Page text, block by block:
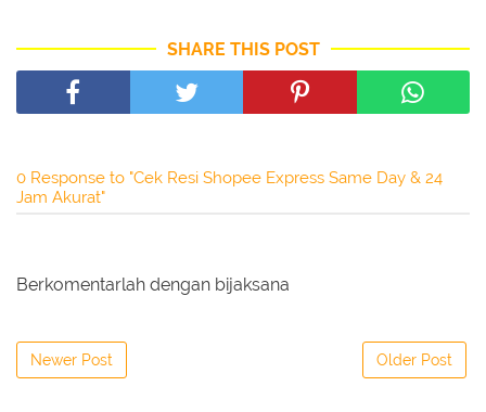
SHARE THIS POST
0 Response to "Cek Resi Shopee Express Same Day & 24
Jam Akurat"
Berkomentarlah dengan bijaksana
Newer Post Older Post